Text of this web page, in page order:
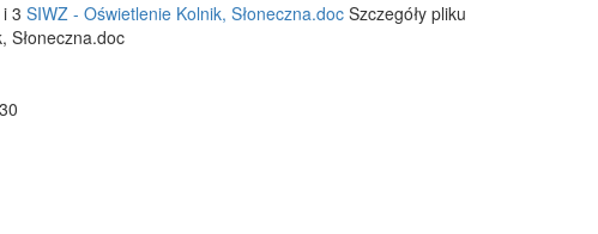
3 SIWZ - Oświetlenie Kolnik, Słoneczna.doc Szczegóły pliku
Słoneczna.doc